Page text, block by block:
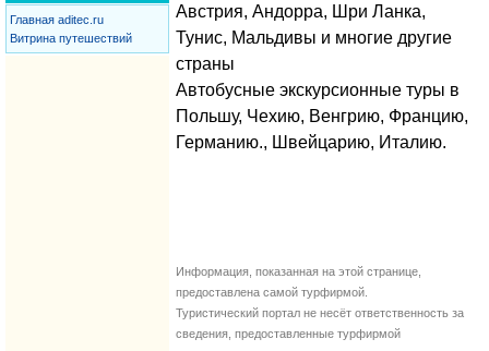
Главная aditec.ru
Витрина путешествий
Австрия, Андорра, Шри Ланка,
Тунис, Мальдивы и многие другие
страны
Автобусные экскурсионные туры в
Польшу, Чехию, Венгрию, Францию,
Германию., Швейцарию, Италию.
Информация, показанная на этой странице,
предоставлена самой турфирмой.
Туристический портал не несёт ответственность за
сведения, предоставленные турфирмой